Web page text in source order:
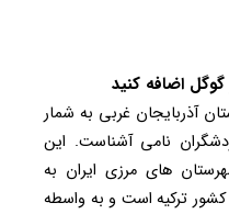
اضافه کنید
آذربایجان غربی به شمار
نامی آشناست. این
های مرزی ایران به
ترکیه است و به واسطه